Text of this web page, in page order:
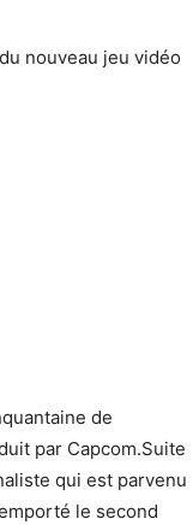
nouveau jeu vidéo
de
par Capcom.Suite
qui est parvenu
le second